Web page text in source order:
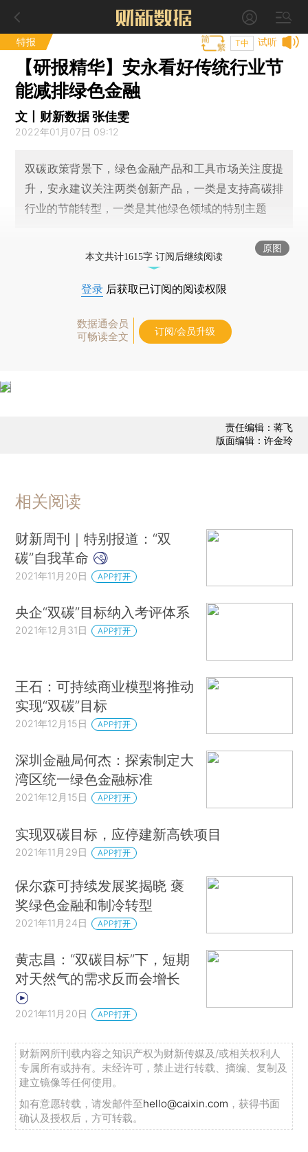
特报 试听
T中
【研报精华】安永看好传统行业节
能减排绿色金融
文丨财新数据 张佳雯
2022年01月07日 09:12
双碳政策背景下，绿色金融产品和工具市场关注度提
升，安永建议关注两类创新产品，一类是支持高碳排
行业的节能转型，一类是其他绿色领域的特别主题
原图
本文共计1615字 订阅后继续阅读
登录 后获取已订阅的阅读权限
数据通会员
可畅读全文
订阅/会员升级
责任编辑：蒋飞
版面编辑：许金玲
相关阅读
财新周刊｜特别报道：“双
碳”自我革命
2021年11月20日 APP打开
央企“双碳”目标纳入考评体系
2021年12月31日 APP打开
王石：可持续商业模型将推动
实现“双碳”目标
2021年12月15日 APP打开
深圳金融局何杰：探索制定大
湾区统一绿色金融标准
2021年12月15日 APP打开
实现双碳目标，应停建新高铁项目
2021年11月29日 APP打开
保尔森可持续发展奖揭晓 褒
奖绿色金融和制冷转型
2021年11月24日 APP打开
黄志昌：“双碳目标”下，短期
对天然气的需求反而会增长
2021年11月20日 APP打开
财新网所刊载内容之知识产权为财新传媒及/或相关权利人
专属所有或持有。未经许可，禁止进行转载、摘编、复制及
建立镜像等任何使用。
如有意愿转载，请发邮件至hello@caixin.com ，获得书面
确认及授权后，方可转载。